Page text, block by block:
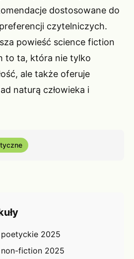
dostosowane do
czytelniczych.
powieść science fiction
to ta, która nie tylko
ale także oferuje
naturą człowieka i
2025
fiction 2025